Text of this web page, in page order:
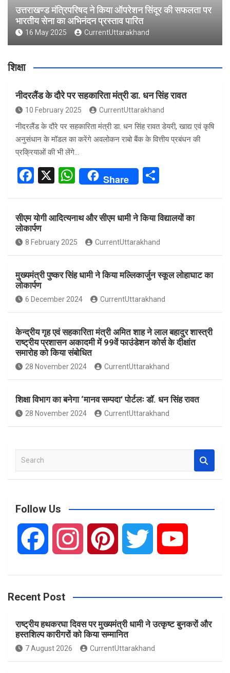
उत्तराखण्ड मंत्रिपरिषद ने किया ऑपरेशन सिंदूर की सफलता पर
भारतीय सेना का अभिनंदन प्रस्ताव पारित
16 May 2025 CurrentUttarakhand
शिक्षा
नीदरलैंड के दौरे पर सहकारिता मंत्री डा. धन सिंह रावत
10 February 2025 CurrentUttarakhand
नीदरलैंड के दौरे पर सहकारिता मंत्री डा. धन सिंह रावत डेयरी, खाद्य एवं कृषि
अनुसंधान के मॉडल का करेंगे अवलोकन राबो बैंक के वित्तीय प्रबंधन की
प्रक्रियाओं की भी लेंगे…
F
ce
b
o
o
k
X
W
s
A
p
p
Share
ar
e
सीएम योगी आदित्यनाथ और सीएम धामी ने किया विद्यालयों का
लोकार्पण
8 February 2025 CurrentUttarakhand
मुख्यमंत्री पुष्कर सिंह धामी ने किया मल्लिकार्जुन स्कूल लोहाघाट का
लोकार्पण
6 December 2024 CurrentUttarakhand
केन्द्रीय गृह एवं सहकारिता मंत्री अमित शाह ने लाल बहादुर शास्त्री
राष्ट्रीय प्रशासन अकादमी में 99वें फाउंडेशन कोर्स के दीक्षांत
समारोह को किया संबोधित
28 November 2024 CurrentUttarakhand
शिक्षा विभाग का बनेगा ‘मानव सम्पदा’ पोर्टलः डॉ. धन सिंह रावत
28 November 2024 CurrentUttarakhand
a
c
Follow Us
c
e
b
s
t
a
n
t
e
i
t
u
u
Recent Post
राष्ट्रीय हथकरघा दिवस पर मुख्यमंत्री धामी ने उत्कृष्ट बुनकरों और
हस्तशिल्प कारीगरों को किया सम्मानित
7 August 2026 CurrentUttarakhand